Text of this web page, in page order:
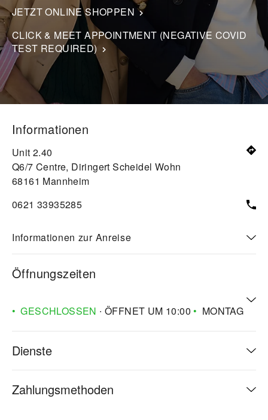
JETZT ONLINE SHOPPEN
CLICK & MEET APPOINTMENT (NEGATIVE COVID
TEST REQUIRED)
Informationen
Unit 2.40
Q6/7 Centre, Diringert Scheidel Wohn
68161 Mannheim
0621 33935285
Informationen zur Anreise
Öffnungszeiten
GESCHLOSSEN ∙ ÖFFNET UM 10:00 MONTAG
Dienste
Zahlungsmethoden